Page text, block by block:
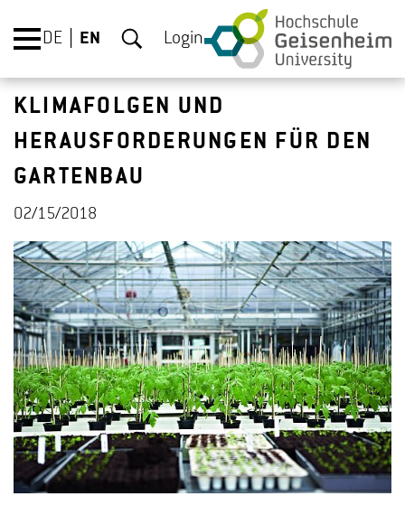
DE EN Login
KLIMAFOLGEN UND
HERAUSFORDERUNGEN FÜR DEN
GARTENBAU
02/15/2018